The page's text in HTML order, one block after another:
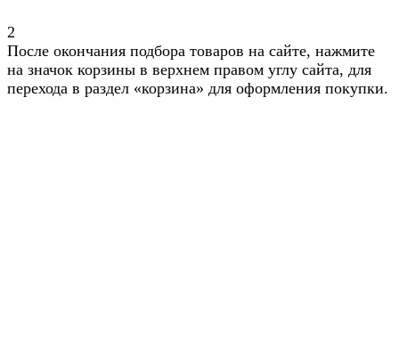
2
После окончания подбора товаров на сайте, нажмите
на значок корзины в верхнем правом углу сайта, для
перехода в раздел «корзина» для оформления покупки.